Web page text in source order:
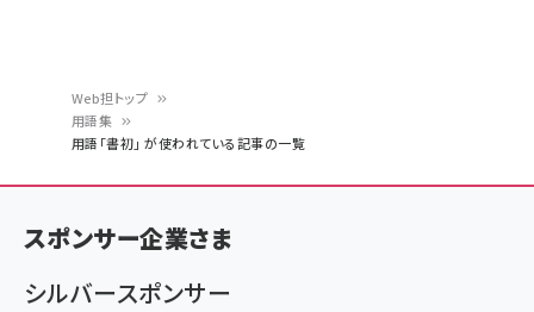
ン
く
ず
Web担トップ
用語集
用語「書初」 が使われている記事の一覧
スポンサー企業さま
シルバースポンサー